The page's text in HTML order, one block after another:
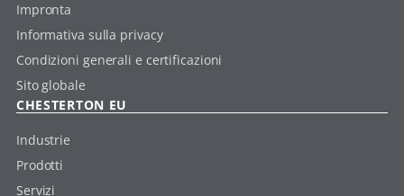
Impronta
Informativa sulla privacy
Condizioni generali e certificazioni
Sito globale
CHESTERTON EU
Industrie
Prodotti
Servizi